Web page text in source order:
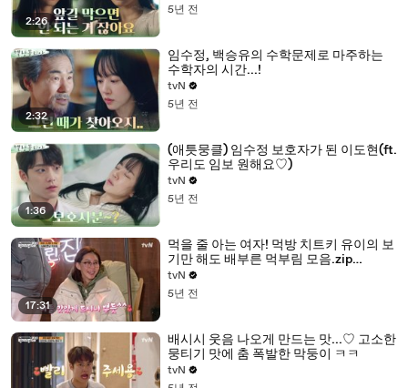
2:26
5년 전
2:32
임수정, 백승유의 수학문제로 마주하는
수학자의 시간...!
tvN
5년 전
1:36
(애틋뭉클) 임수정 보호자가 된 이도현(ft.
우리도 임보 원해요♡)
tvN
5년 전
17:31
먹을 줄 아는 여자! 먹방 치트키 유이의 보
기만 해도 배부른 먹부림 모음.zip
#highlight
tvN
5년 전
배시시 웃음 나오게 만드는 맛...♡ 고소한
뭉티기 맛에 춤 폭발한 막둥이 ㅋㅋ
tvN